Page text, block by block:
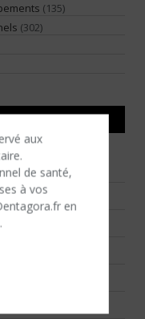
aux
de santé,
à vos
en
(135)
(302)